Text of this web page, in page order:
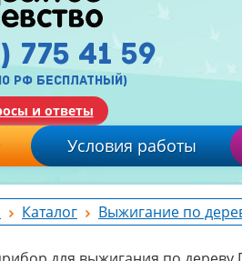
775 41 59
рф бесплатный)
и ответы
Условия работы
Каталог Выжигание по